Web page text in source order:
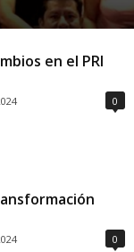
en el PRI
0
0